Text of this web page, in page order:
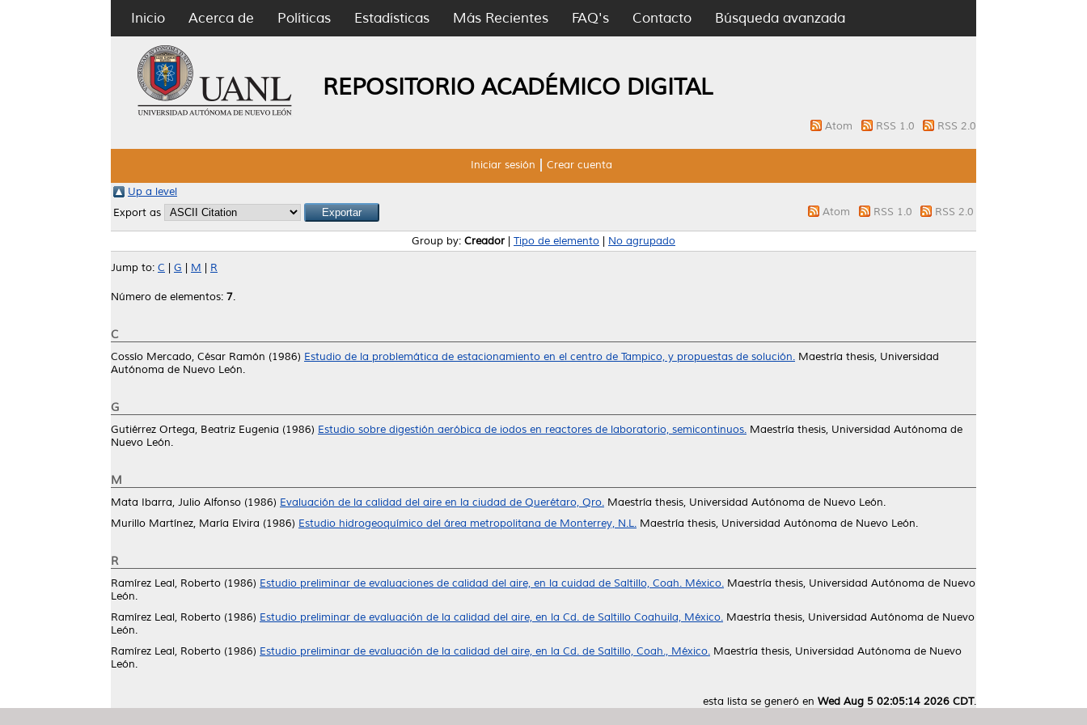
Inicio Acerca de Políticas Estadísticas Más Recientes FAQ's Contacto Búsqueda avanzada
REPOSITORIO ACADÉMICO DIGITAL
Atom RSS 1.0 RSS 2.0
Iniciar sesión Crear cuenta
Up a level
Export as
Atom RSS 1.0 RSS 2.0
Group by: Creador Tipo de elemento No agrupado
Jump to: C G M R
Número de elementos: 7.
C
Cossío Mercado, César Ramón (1986) Estudio de la problemática de estacionamiento en el centro de Tampico, y propuestas de solución. Maestría thesis, Universidad
Autónoma de Nuevo León.
G
Gutiérrez Ortega, Beatriz Eugenia (1986) Estudio sobre digestión aeróbica de iodos en reactores de laboratorio, semicontinuos. Maestría thesis, Universidad Autónoma de
Nuevo León.
M
Mata Ibarra, Julio Alfonso (1986) Evaluación de la calidad del aire en la ciudad de Querétaro, Qro. Maestría thesis, Universidad Autónoma de Nuevo León.
Murillo Martínez, María Elvira (1986) Estudio hidrogeoquímico del área metropolitana de Monterrey, N.L. Maestría thesis, Universidad Autónoma de Nuevo León.
R
Ramírez Leal, Roberto (1986) Estudio preliminar de evaluaciones de calidad del aire, en la cuidad de Saltillo, Coah. México. Maestría thesis, Universidad Autónoma de Nuevo
León.
Ramírez Leal, Roberto (1986) Estudio preliminar de evaluación de la calidad del aire, en la Cd. de Saltillo Coahuila, México. Maestría thesis, Universidad Autónoma de Nuevo
León.
Ramírez Leal, Roberto (1986) Estudio preliminar de evaluación de la calidad del aire, en la Cd. de Saltillo, Coah., México. Maestría thesis, Universidad Autónoma de Nuevo
León.
esta lista se generó en Wed Aug 5 02:05:14 2026 CDT.